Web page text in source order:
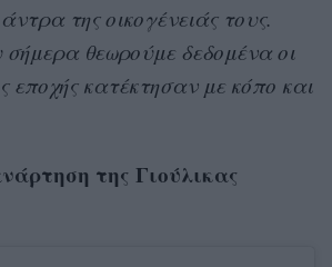
της οικογένειάς τους.
θεωρούμε δεδομένα οι
εποχής κατέκτησαν με κόπο και
της Γιούλικας